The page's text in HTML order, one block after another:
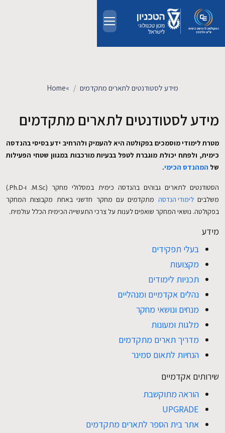
מחקר
חדשות ואירועים
קשרי תעשייה
Home» מידע לסטודנטים לתארים מתקדמים
מידע לסטודנטים לתארים מתקדמים
מטרת לימודי מוסמכים בפקולטה היא להעמיק ולהרחיב ידע בסיסי בהנדסה
כימית, ולפתח יכולת מוגברת לטפל בבעיות מורכבות במגוון שטחי הפעילות
של המהנדס הכימי.
הסטודנטים לתארים גבוהים בהנדסה כימית במסלולי מחקר (M.Sc. ו-Ph.D.)
משלביםלימודי הנדסה מתקדמים עם מחקר חדשני באחת מקבוצות המחקר
בפקולטה. נושאי המחקר שואפים לענות על צרכי התעשייה הכימית הכלל עולמית.
מידע
בעלי תפקידים
מקצועות
תכניות לימודים
נהלים אקדמיים ומנהליים
מנחים ונושאי מחקר
מלגות ומעונות
מדריך תארים מתקדמים
הנחיות לתאום סמינר
שירותים אקדמיים
הוראה מתוקשבת
UPGRADE
אתר בית הספר לתארים מתקדמים